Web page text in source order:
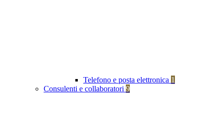
Telefono e posta elettronica 1
Consulenti e collaboratori 9